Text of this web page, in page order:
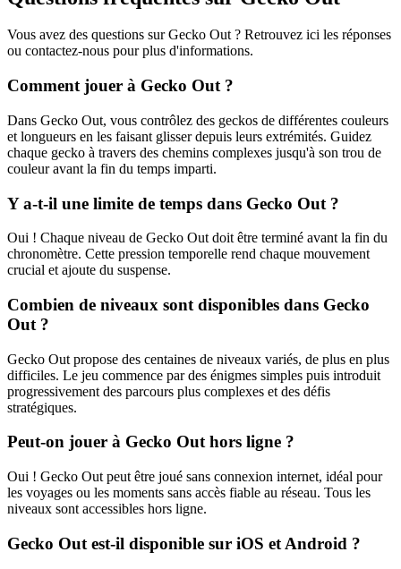
Vous avez des questions sur Gecko Out ? Retrouvez ici les réponses
ou contactez-nous pour plus d'informations.
Comment jouer à Gecko Out ?
Dans Gecko Out, vous contrôlez des geckos de différentes couleurs
et longueurs en les faisant glisser depuis leurs extrémités. Guidez
chaque gecko à travers des chemins complexes jusqu'à son trou de
couleur avant la fin du temps imparti.
Y a-t-il une limite de temps dans Gecko Out ?
Oui ! Chaque niveau de Gecko Out doit être terminé avant la fin du
chronomètre. Cette pression temporelle rend chaque mouvement
crucial et ajoute du suspense.
Combien de niveaux sont disponibles dans Gecko
Out ?
Gecko Out propose des centaines de niveaux variés, de plus en plus
difficiles. Le jeu commence par des énigmes simples puis introduit
progressivement des parcours plus complexes et des défis
stratégiques.
Peut-on jouer à Gecko Out hors ligne ?
Oui ! Gecko Out peut être joué sans connexion internet, idéal pour
les voyages ou les moments sans accès fiable au réseau. Tous les
niveaux sont accessibles hors ligne.
Gecko Out est-il disponible sur iOS et Android ?